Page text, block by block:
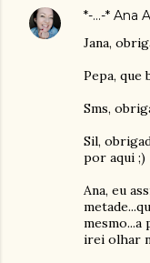
*-...-* Ana
Jana,
Pepa, que
Sms,
Sil,
por aqui ;)
Ana, eu
mesmo...a
irei olhar